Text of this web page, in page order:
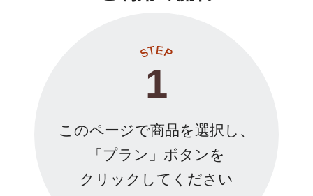
1
このページで商品を選択し、
「プラン」ボタンを
クリックしてください